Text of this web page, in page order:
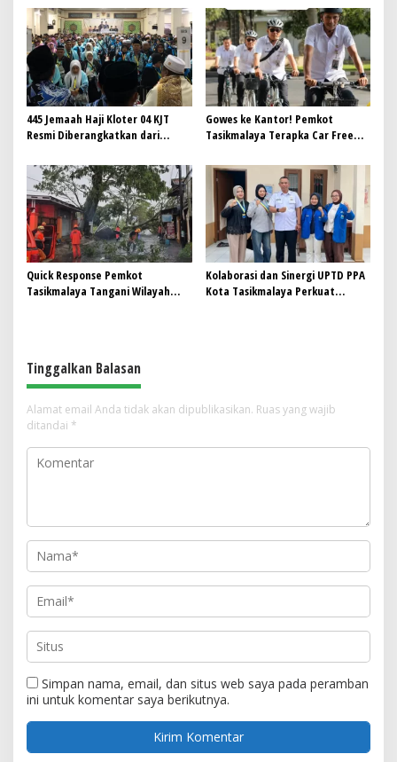
menggerakan Ekonomi Lokal
Pengelolaan Sampah
Berkelanjutan
445 Jemaah Haji Kloter 04 KJT
Resmi Diberangkatkan dari
Gowes ke Kantor! Pemkot
Tasikmalaya Terapka Car Free
Quick Response Pemkot
Tasikmalaya Tangani Wilayah
Kolaborasi dan Sinergi UPTD PPA
Kota Tasikmalaya Perkuat
Tinggalkan Balasan
Alamat email Anda tidak akan dipublikasikan. Ruas yang wajib
ditandai *
Simpan nama, email, dan situs web saya pada peramban
ini untuk komentar saya berikutnya.